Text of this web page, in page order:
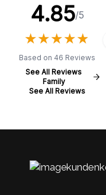
4.85/5
★★★★★
★★★★★
Based on 46 Reviews
See All Reviews
Family
See All Reviews